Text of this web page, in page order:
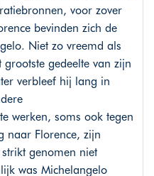
voor zover
bevinden zich de
Niet zo vreemd als
gedeelte van zijn
verbleef hij lang in
werken, soms ook tegen
naar Florence, zijn
genomen niet
was Michelangelo